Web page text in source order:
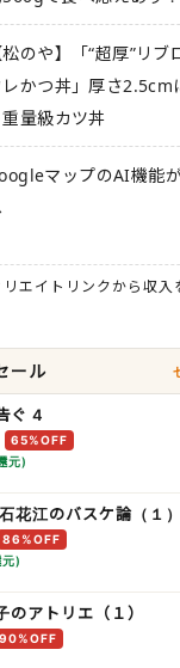
松のや】「“超厚”リ
レかつ丼」厚さ2.5cm
重量級カツ丼
マップのAI機能
リエイトリンクから収
ール
ぐ 4
65%OFF
元)
花江のバスケ論（１）
86%OFF
)
のアトリエ（１）
90%OFF